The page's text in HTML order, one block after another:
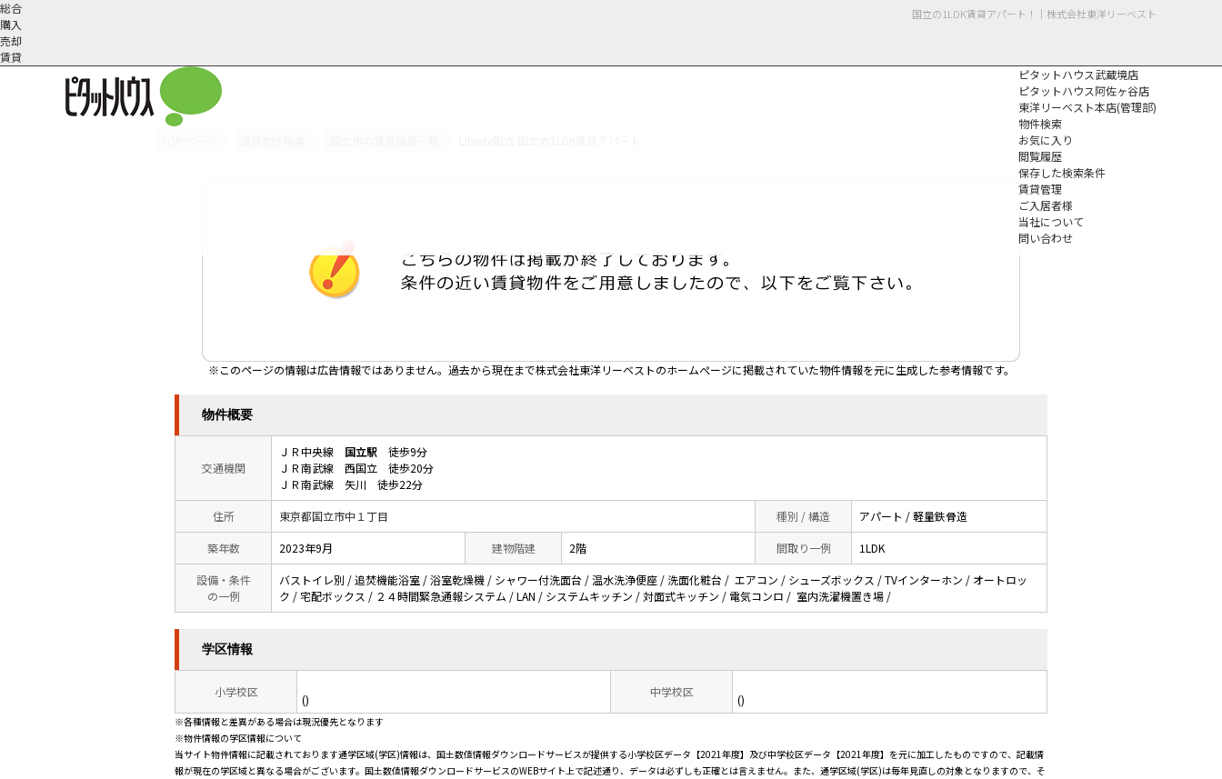
国立の1LDK賃貸アパート！｜株式会社東洋リーベスト
総合
購入
売却
賃貸
ピタットハウス武蔵境店
ピタットハウス阿佐ヶ谷店
東洋リーベスト本店(管理部)
物件検索
お気に入り
閲覧履歴
保存した検索条件
賃貸管理
ご入居者様
当社について
問い合わせ
※このページの情報は広告情報ではありません。過去から現在まで株式会社東洋リーベストのホームぺージに掲載されていた物件情報を元に生成した参考情報です。
物件概要
交通機関
ＪＲ中央線 国立駅 徒歩9分
ＪＲ南武線 西国立 徒歩20分
ＪＲ南武線 矢川 徒歩22分
住所 東京都国立市中１丁目 種別 / 構造 アパート / 軽量鉄骨造
築年数 2023年9月 建物階建 2階 間取り一例 1LDK
設備・条件
の一例
バストイレ別 / 追焚機能浴室 / 浴室乾燥機 / シャワー付洗面台 / 温水洗浄便座 / 洗面化粧台 / エアコン / シューズボックス / TVインターホン / オートロッ
ク / 宅配ボックス / ２４時間緊急通報システム / LAN / システムキッチン / 対面式キッチン / 電気コンロ / 室内洗濯機置き場 /
学区情報
小学校区
()
中学校区
()
※各種情報と差異がある場合は現況優先となります
※物件情報の学区情報について
当サイト物件情報に記載されております通学区域(学区)情報は、国土数値情報ダウンロードサービスが提供する小学校区データ【2021年度】及び中学校区データ【2021年度】を元に加工したものですので、記載情
報が現在の学区域と異なる場合がございます。国土数値情報ダウンロードサービスのWEBサイト上で記述通り、データは必ずしも正確とは言えません。また、通学区域(学区)は毎年見直しの対象となりますので、そ